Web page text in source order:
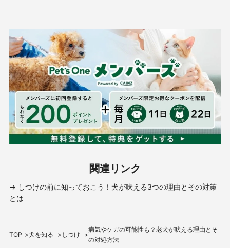
関連リンク
→ しつけの前に知っておこう！犬が吠える3つの理由とその対策
とは
TOP 犬を知る しつけ
病気やケガの可能性も？老犬が吠える理由とそ
の対処方法